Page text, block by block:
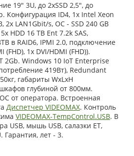
19" 3U, до 2xSSD 2,5", до
Конфигурация ID4, 1x Intel Xeon
2x LAN1Gbit/s, OС - SSD 240 GB
HDD 16 TB Ent 7.2k SAS,
в RAID6, IPMI 2.0, подключение
1x DVI/HDMI (FHD)).
2Gb. Windows 10 IoT Enterprise
419Вт), Redundant
габариты WxLxH
глубиной от 800мм.
от оператора. Встроенная
Диспетчер VIDEOMAX. Контроль
VIDEOMAX-TempControl.USB. В
USB, мышь USB, салазки ET,
Гарантия, лет - 3.